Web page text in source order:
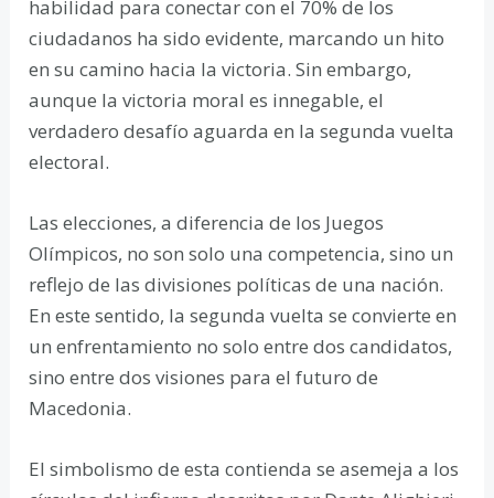
habilidad para conectar con el 70% de los
ciudadanos ha sido evidente, marcando un hito
en su camino hacia la victoria. Sin embargo,
aunque la victoria moral es innegable, el
verdadero desafío aguarda en la segunda vuelta
electoral.
Las elecciones, a diferencia de los Juegos
Olímpicos, no son solo una competencia, sino un
reflejo de las divisiones políticas de una nación.
En este sentido, la segunda vuelta se convierte en
un enfrentamiento no solo entre dos candidatos,
sino entre dos visiones para el futuro de
Macedonia.
El simbolismo de esta contienda se asemeja a los